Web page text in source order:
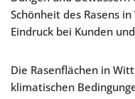
Schönheit des Rasens
Eindruck bei Kunden
Die Rasenflächen in
klimatischen